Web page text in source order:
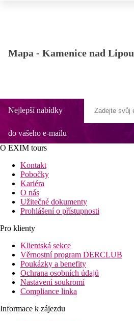
Mapa - Kamenice nad Lipou
Nejlepší nabídky
do vašeho e-mailu
O EXIM tours
Kontakt
Pobočky
Kariéra
O nás
Užitečné dokumenty
Prohlášení o přístupnosti
Pro klienty
Klientská sekce
Věrnostní program DERCLUB
Poukázky a benefity
Ochrana osobních údajů
Nastavení soukromí
Compliance linka
Informace k zájezdu